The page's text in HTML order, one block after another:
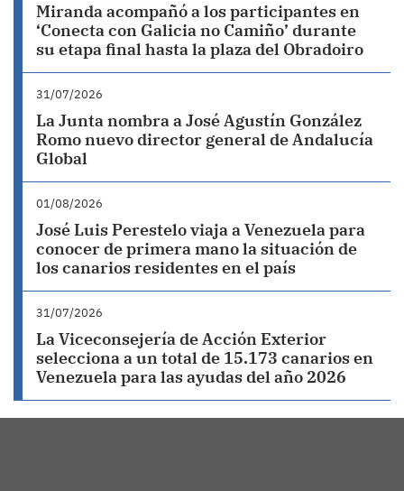
Miranda acompañó a los participantes en
‘Conecta con Galicia no Camiño’ durante
su etapa final hasta la plaza del Obradoiro
31/07/2026
La Junta nombra a José Agustín González
Romo nuevo director general de Andalucía
Global
01/08/2026
José Luis Perestelo viaja a Venezuela para
conocer de primera mano la situación de
los canarios residentes en el país
31/07/2026
La Viceconsejería de Acción Exterior
selecciona a un total de 15.173 canarios en
Venezuela para las ayudas del año 2026